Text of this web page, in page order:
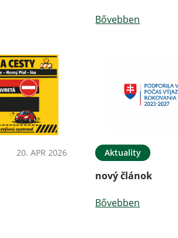
Bővebben
20. APR 2026 Aktuality
nový článok
Bővebben